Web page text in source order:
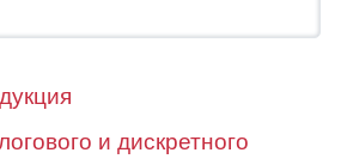
и дискретного